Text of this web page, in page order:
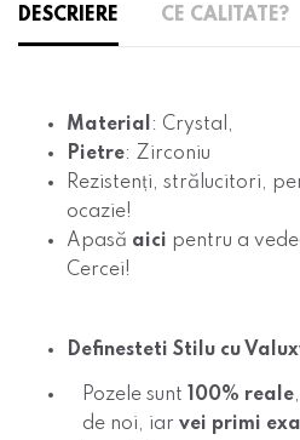
DESCRIERE CE CALITATE?
Material : Crystal,
Pietre: Zirconiu
Rezistenți, strălucitori,
ocazie!
Apasă aici pentru a
Cercei!
Definesteti Stilu cu
Pozele sunt 100% reale
de noi, iar vei primi